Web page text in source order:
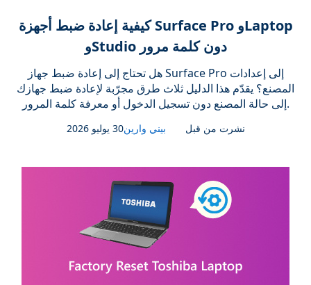
كيفية إعادة ضبط أجهزة Surface Pro وLaptop
وStudio دون كلمة مرور
هل تحتاج إلى إعادة ضبط جهاز Surface Pro إلى إعدادات
المصنع؟ يقدّم هذا الدليل ثلاث طرق مجرّبة لإعادة ضبط جهازك
إلى حالة المصنع دون تسجيل الدخول أو معرفة كلمة المرور.
نشرت من قبل بيني وارين30 يوليو 2026